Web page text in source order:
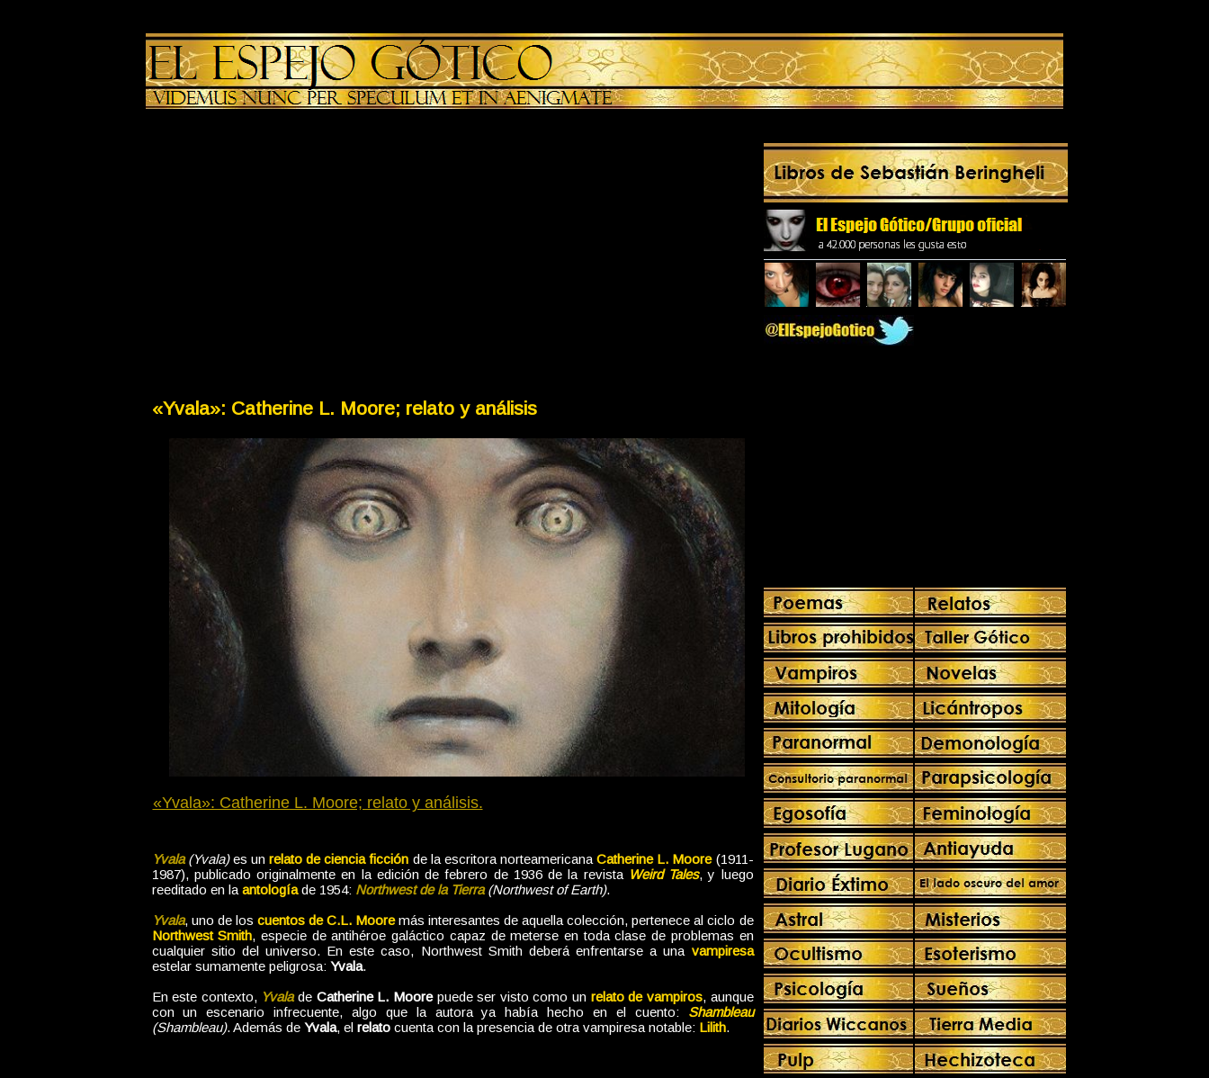
«Yvala»: Catherine L. Moore; relato y análisis
«Yvala»: Catherine L. Moore; relato y análisis.
Yvala(Yvala)es unrelato de ciencia ficción de la escritora norteamericanaCatherine L. Moore(1911-
1987), publicado originalmente en la edición de febrero de 1936 de la revista Weird Tales, y luego
reeditado en la antologíade 1954: Northwest de la Tierra(Northwest of Earth).
Yvala, uno de los cuentos de C.L. Mooremás interesantes de aquella colección, pertenece al ciclo de
Northwest Smith, especie de antihéroe galáctico capaz de meterse en toda clase de problemas en
cualquier sitio del universo. En este caso, Northwest Smith deberá enfrentarse a una vampiresa
estelar sumamente peligrosa: Yvala.
En este contexto, Yvalade Catherine L. Moorepuede ser visto como un relato de vampiros, aunque
con un escenario infrecuente, algo que la autora ya había hecho en el cuento: Shambleau
(Shambleau). Además de Yvala, el relatocuenta con la presencia de otra vampiresa notable: Lilith.